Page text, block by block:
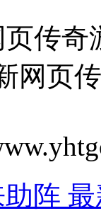
传奇
网页
阵